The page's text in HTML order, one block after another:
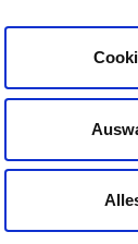
Leichte Sprache
NORD